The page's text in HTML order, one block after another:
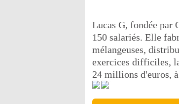
Lucas G, fondée par
150 salariés. Elle
mélangeuses,
exercices difficiles,
24 millions d'euros,